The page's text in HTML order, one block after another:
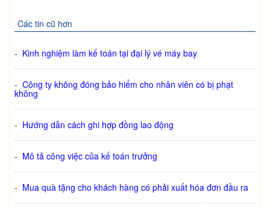
Các tin cũ hơn
- Kinh nghiệm làm kế toán tại đại lý vé máy bay
- Công ty không đóng bảo hiểm cho nhân viên có bị phạt
không
- Hướng dẫn cách ghi hợp đồng lao động
- Mô tả công việc của kế toán trưởng
- Mua quà tặng cho khách hàng có phải xuất hóa đơn đầu ra